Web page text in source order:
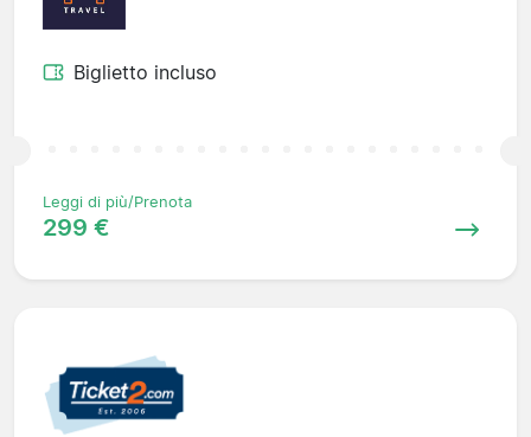
Biglietto incluso
Leggi di più/Prenota
299 €